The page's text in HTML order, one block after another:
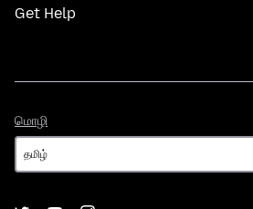
Get Help
மொழி